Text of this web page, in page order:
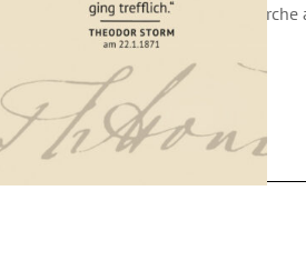
natürlich wird dort in der